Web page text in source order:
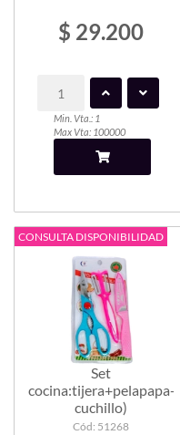
$ 29.200
Min. Vta.: 1
Max Vta: 100000
CONSULTA DISPONIBILIDAD
Set
cocina:tijera+pelapapa-
cuchillo)
Cód: 51268